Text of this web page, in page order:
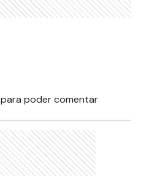
para poder comentar